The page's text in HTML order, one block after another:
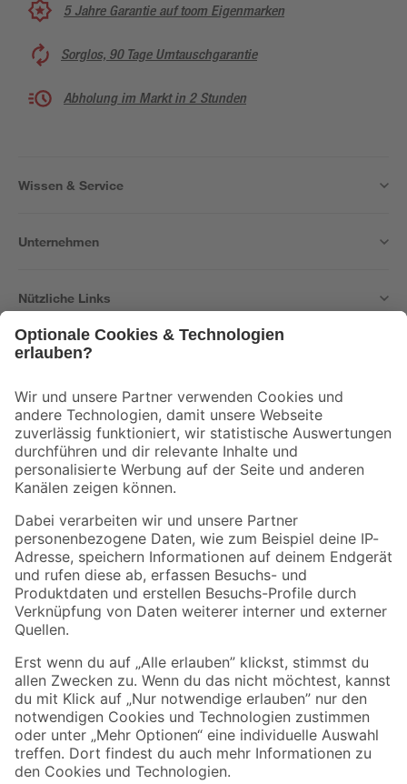
5 Jahre Garantie auf toom Eigenmarken
Sorglos, 90 Tage Umtauschgarantie
Abholung im Markt in 2 Stunden
Wissen & Service
Unternehmen
Nützliche Links
Der toom Newsletter: Keine Angebote und Aktionen mehr verpassen!
Zur Newsletter Anmeldung
Folge uns
Zahlungsarten Versandarten
Sicher einkaufen
Jetzt die toom-App herunterladen